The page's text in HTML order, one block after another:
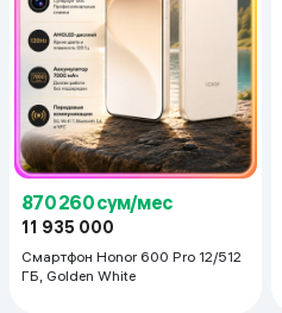
870 260 сум/мес
11 935 000
Смартфон Honor 600 Pro 12/512
ГБ, Golden White